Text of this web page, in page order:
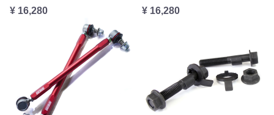
¥ 16,280
¥ 16,280